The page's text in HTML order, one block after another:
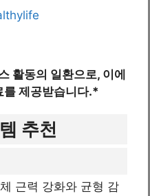
활동의 일환으로, 이에
를 제공받습니다.*
추천
근력 강화와 균형 감